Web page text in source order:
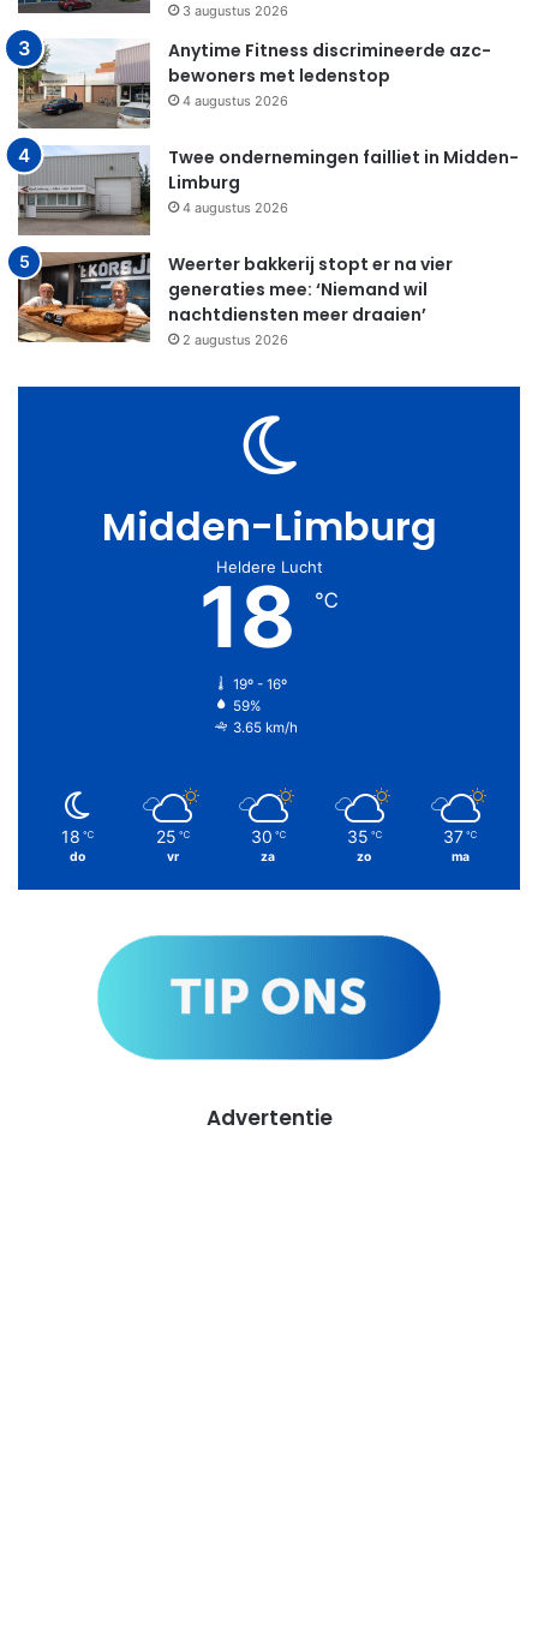
3 augustus 2026
Anytime Fitness discrimineerde azc-
bewoners met ledenstop
4 augustus 2026
Twee ondernemingen failliet in Midden-
Limburg
4 augustus 2026
Weerter bakkerij stopt er na vier
generaties mee: ‘Niemand wil
nachtdiensten meer draaien’
2 augustus 2026
Midden-Limburg
Heldere Lucht
18 ℃
19º - 16º
59%
3.65 km/h
18 ℃
do
25 ℃
vr
30 ℃
za
35 ℃
zo
37 ℃
ma
Advertentie